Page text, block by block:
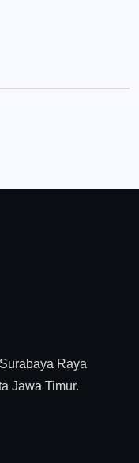
Raya
Jawa Timur.